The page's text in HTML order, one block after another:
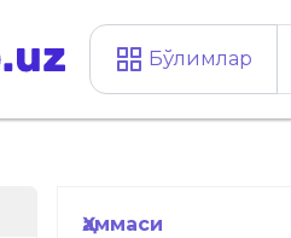
Бўлимлар
Ҳаммаси